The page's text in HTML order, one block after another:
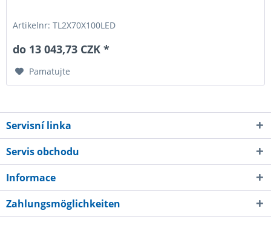
Artikelnr: TL2X70X100LED
do 13 043,73 CZK *
Pamatujte
Servisní linka
Servis obchodu
Informace
Zahlungsmöglichkeiten